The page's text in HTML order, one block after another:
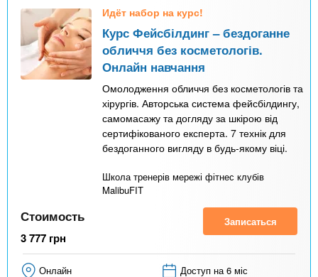
Идёт набор на курс!
Курс Фейсбілдинг – бездоганне
обличчя без косметологів.
Онлайн навчання
Омолодження обличчя без косметологів та
хірургів. Авторська система фейсбілдингу,
самомасажу та догляду за шкірою від
сертифікованого експерта. 7 технік для
бездоганного вигляду в будь-якому віці.
Школа тренерів мережі фітнес клубів
MalibuFIT
Стоимость
3 777 грн
Записаться
Онлайн Доступ на 6 міс